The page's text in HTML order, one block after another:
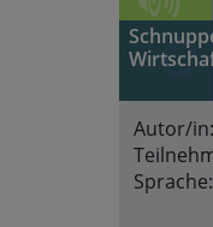
Autor/in:
Sprache: